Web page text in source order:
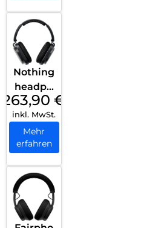
Nothing
headph
one (1)
Schwar
z
263,90 €
inkl. MwSt.
Mehr
erfahren